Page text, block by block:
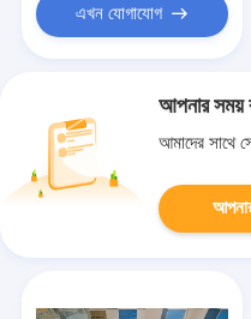
এখন যোগাযোগ
আপনার সময়
আমাদের সাথে